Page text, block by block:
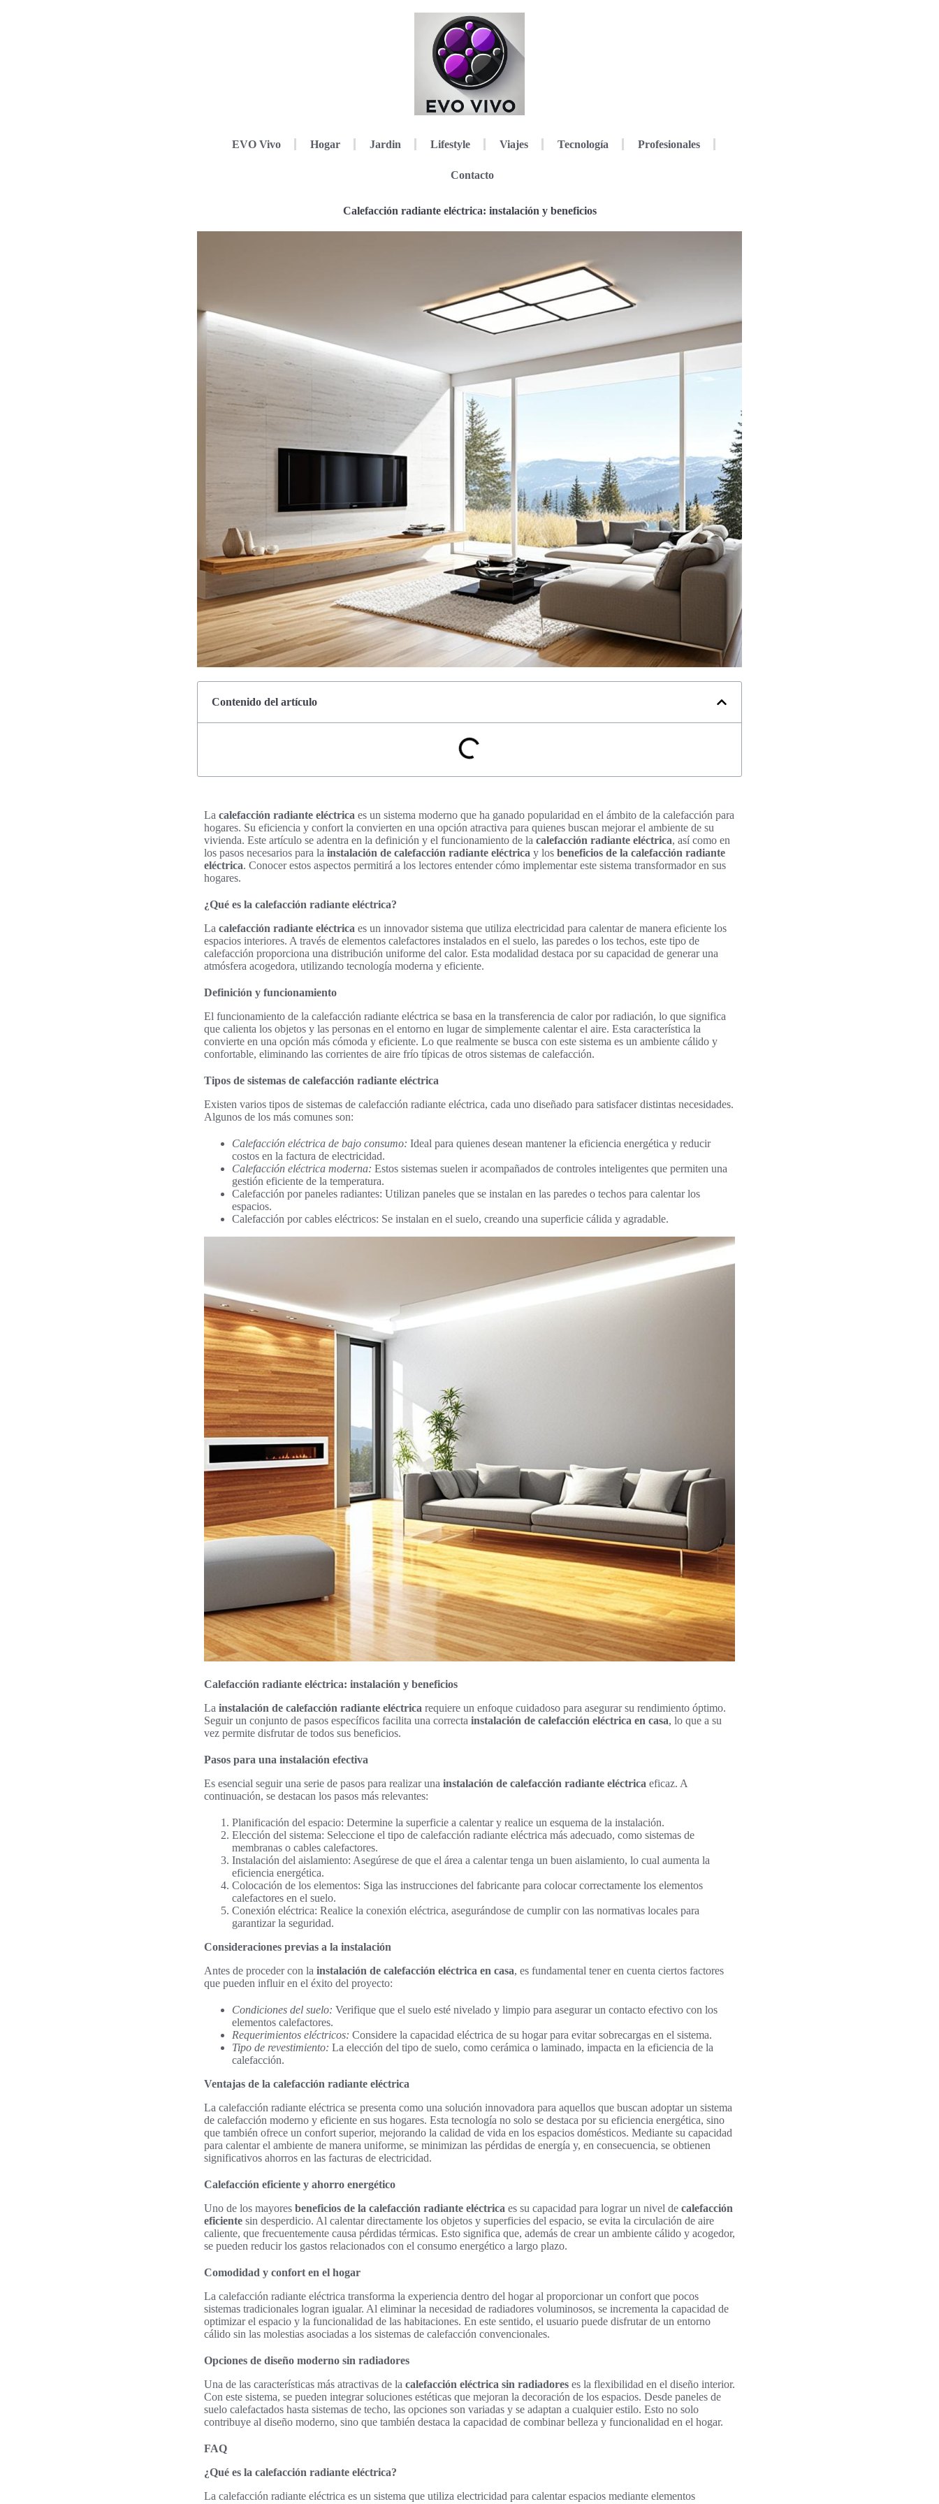
EVO Vivo Hogar Jardin Lifestyle Viajes Tecnología Profesionales
Contacto
Calefacción radiante eléctrica: instalación y beneficios
Contenido del artículo
La calefacción radiante eléctrica es un sistema moderno que ha ganado popularidad en el ámbito de la calefacción para
hogares. Su eficiencia y confort la convierten en una opción atractiva para quienes buscan mejorar el ambiente de su
vivienda. Este artículo se adentra en la definición y el funcionamiento de la calefacción radiante eléctrica, así como en
los pasos necesarios para la instalación de calefacción radiante eléctrica y los beneficios de la calefacción radiante
eléctrica. Conocer estos aspectos permitirá a los lectores entender cómo implementar este sistema transformador en sus
hogares.
¿Qué es la calefacción radiante eléctrica?
La calefacción radiante eléctrica es un innovador sistema que utiliza electricidad para calentar de manera eficiente los
espacios interiores. A través de elementos calefactores instalados en el suelo, las paredes o los techos, este tipo de
calefacción proporciona una distribución uniforme del calor. Esta modalidad destaca por su capacidad de generar una
atmósfera acogedora, utilizando tecnología moderna y eficiente.
Definición y funcionamiento
El funcionamiento de la calefacción radiante eléctrica se basa en la transferencia de calor por radiación, lo que significa
que calienta los objetos y las personas en el entorno en lugar de simplemente calentar el aire. Esta característica la
convierte en una opción más cómoda y eficiente. Lo que realmente se busca con este sistema es un ambiente cálido y
confortable, eliminando las corrientes de aire frío típicas de otros sistemas de calefacción.
Tipos de sistemas de calefacción radiante eléctrica
Existen varios tipos de sistemas de calefacción radiante eléctrica, cada uno diseñado para satisfacer distintas necesidades.
Algunos de los más comunes son:
Calefacción eléctrica de bajo consumo: Ideal para quienes desean mantener la eficiencia energética y reducir
costos en la factura de electricidad.
Calefacción eléctrica moderna: Estos sistemas suelen ir acompañados de controles inteligentes que permiten una
gestión eficiente de la temperatura.
Calefacción por paneles radiantes: Utilizan paneles que se instalan en las paredes o techos para calentar los
espacios.
Calefacción por cables eléctricos: Se instalan en el suelo, creando una superficie cálida y agradable.
Calefacción radiante eléctrica: instalación y beneficios
La instalación de calefacción radiante eléctrica requiere un enfoque cuidadoso para asegurar su rendimiento óptimo.
Seguir un conjunto de pasos específicos facilita una correcta instalación de calefacción eléctrica en casa, lo que a su
vez permite disfrutar de todos sus beneficios.
Pasos para una instalación efectiva
Es esencial seguir una serie de pasos para realizar una instalación de calefacción radiante eléctrica eficaz. A
continuación, se destacan los pasos más relevantes:
Planificación del espacio: Determine la superficie a calentar y realice un esquema de la instalación.
Elección del sistema: Seleccione el tipo de calefacción radiante eléctrica más adecuado, como sistemas de
membranas o cables calefactores.
Instalación del aislamiento: Asegúrese de que el área a calentar tenga un buen aislamiento, lo cual aumenta la
eficiencia energética.
Colocación de los elementos: Siga las instrucciones del fabricante para colocar correctamente los elementos
calefactores en el suelo.
Conexión eléctrica: Realice la conexión eléctrica, asegurándose de cumplir con las normativas locales para
garantizar la seguridad.
Consideraciones previas a la instalación
Antes de proceder con la instalación de calefacción eléctrica en casa, es fundamental tener en cuenta ciertos factores
que pueden influir en el éxito del proyecto:
Condiciones del suelo: Verifique que el suelo esté nivelado y limpio para asegurar un contacto efectivo con los
elementos calefactores.
Requerimientos eléctricos: Considere la capacidad eléctrica de su hogar para evitar sobrecargas en el sistema.
Tipo de revestimiento: La elección del tipo de suelo, como cerámica o laminado, impacta en la eficiencia de la
calefacción.
Ventajas de la calefacción radiante eléctrica
La calefacción radiante eléctrica se presenta como una solución innovadora para aquellos que buscan adoptar un sistema
de calefacción moderno y eficiente en sus hogares. Esta tecnología no solo se destaca por su eficiencia energética, sino
que también ofrece un confort superior, mejorando la calidad de vida en los espacios domésticos. Mediante su capacidad
para calentar el ambiente de manera uniforme, se minimizan las pérdidas de energía y, en consecuencia, se obtienen
significativos ahorros en las facturas de electricidad.
Calefacción eficiente y ahorro energético
Uno de los mayores beneficios de la calefacción radiante eléctrica es su capacidad para lograr un nivel de calefacción
eficiente sin desperdicio. Al calentar directamente los objetos y superficies del espacio, se evita la circulación de aire
caliente, que frecuentemente causa pérdidas térmicas. Esto significa que, además de crear un ambiente cálido y acogedor,
se pueden reducir los gastos relacionados con el consumo energético a largo plazo.
Comodidad y confort en el hogar
La calefacción radiante eléctrica transforma la experiencia dentro del hogar al proporcionar un confort que pocos
sistemas tradicionales logran igualar. Al eliminar la necesidad de radiadores voluminosos, se incrementa la capacidad de
optimizar el espacio y la funcionalidad de las habitaciones. En este sentido, el usuario puede disfrutar de un entorno
cálido sin las molestias asociadas a los sistemas de calefacción convencionales.
Opciones de diseño moderno sin radiadores
Una de las características más atractivas de la calefacción eléctrica sin radiadores es la flexibilidad en el diseño interior.
Con este sistema, se pueden integrar soluciones estéticas que mejoran la decoración de los espacios. Desde paneles de
suelo calefactados hasta sistemas de techo, las opciones son variadas y se adaptan a cualquier estilo. Esto no solo
contribuye al diseño moderno, sino que también destaca la capacidad de combinar belleza y funcionalidad en el hogar.
FAQ
¿Qué es la calefacción radiante eléctrica?
La calefacción radiante eléctrica es un sistema que utiliza electricidad para calentar espacios mediante elementos